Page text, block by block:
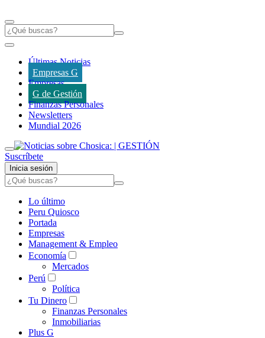
Últimas Noticias
Empresas G
Empresas
G de Gestión
Finanzas Personales
Newsletters
Mundial 2026
Suscríbete
Inicia sesión
Lo último
Peru Quiosco
Portada
Empresas
Management & Empleo
Economía
Mercados
Perú
Política
Tu Dinero
Finanzas Personales
Inmobiliarias
Plus G